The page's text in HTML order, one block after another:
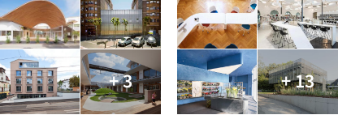
+ 3 + 13